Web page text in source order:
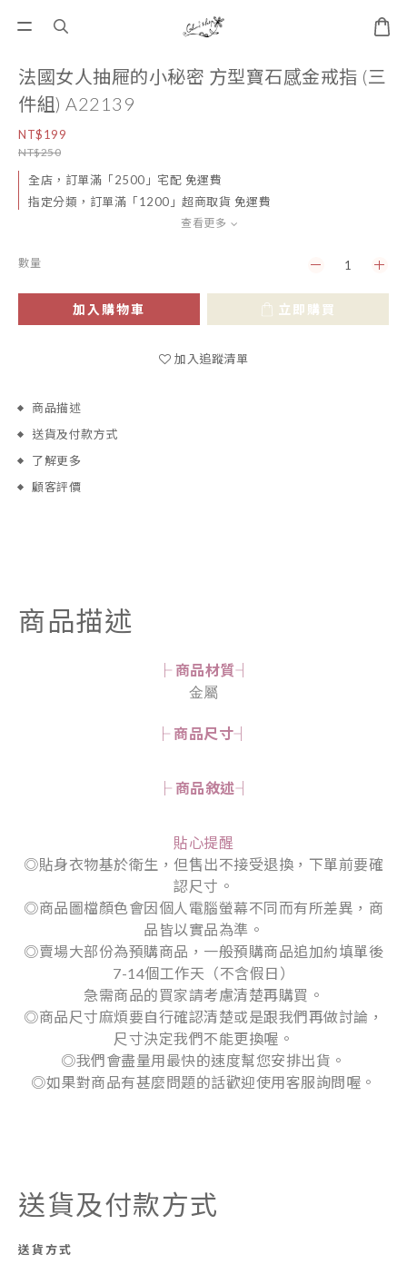
法國女人抽屜的小秘密 方型寶石感金戒指 (三
件組) A22139
NT$199
NT$250
全店，訂單滿「2500」宅配 免運費
指定分類，訂單滿「1200」超商取貨 免運費
查看更多
數量
加入購物車 立即購買
加入追蹤清單
商品描述
送貨及付款方式
了解更多
顧客評價
商品描述
├ 商品材質┤
金屬
├ 商品尺寸┤
├ 商品敘述┤
貼心提醒
◎貼身衣物基於衛生，但售出不接受退換，下單前要確
認尺寸。
◎商品圖檔顏色會因個人電腦螢幕不同而有所差異，商
品皆以實品為準。
◎賣場大部份為預購商品，一般預購商品追加約填單後
7-14個工作天（不含假日）
急需商品的買家請考慮清楚再購買。
◎商品尺寸麻煩要自行確認清楚或是跟我們再做討論，
尺寸決定我們不能更換喔。
◎我們會盡量用最快的速度幫您安排出貨。
◎如果對商品有甚麼問題的話歡迎使用客服詢問喔。
送貨及付款方式
送貨方式